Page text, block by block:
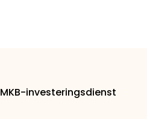
investeringsdienst